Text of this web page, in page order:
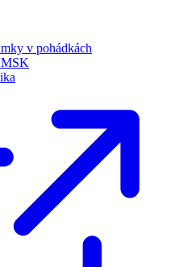
v pohádkách
MSK